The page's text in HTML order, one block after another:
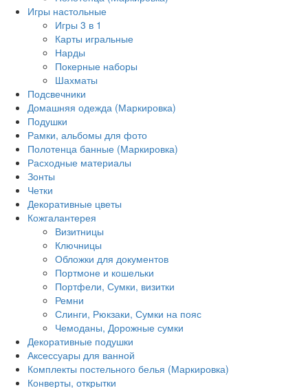
Игры настольные
Игры 3 в 1
Карты игральные
Нарды
Покерные наборы
Шахматы
Подсвечники
Домашняя одежда (Маркировка)
Подушки
Рамки, альбомы для фото
Полотенца банные (Маркировка)
Расходные материалы
Зонты
Четки
Декоративные цветы
Кожгалантерея
Визитницы
Ключницы
Обложки для документов
Портмоне и кошельки
Портфели, Сумки, визитки
Ремни
Слинги, Рюкзаки, Сумки на пояс
Чемоданы, Дорожные сумки
Декоративные подушки
Аксессуары для ванной
Комплекты постельного белья (Маркировка)
Конверты, открытки